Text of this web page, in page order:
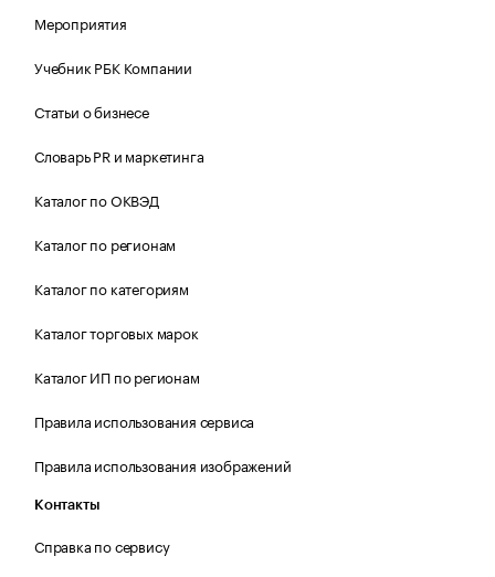
Мероприятия
Учебник РБК Компании
Статьи о бизнесе
Словарь PR и маркетинга
Каталог по ОКВЭД
Каталог по регионам
Каталог по категориям
Каталог торговых марок
Каталог ИП по регионам
Правила использования сервиса
Правила использования изображений
Контакты
Справка по сервису